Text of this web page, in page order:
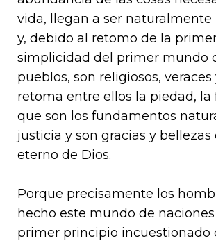
vida, llegan a ser naturalmente
y, debido al retomo de la
simplicidad del primer mundo
pueblos, son religiosos, veraces
retoma entre ellos la piedad, la
que son los fundamentos
justicia y son gracias y bellezas
eterno de Dios.
Porque precisamente los
hecho este mundo de naciones
primer principio incuestionado